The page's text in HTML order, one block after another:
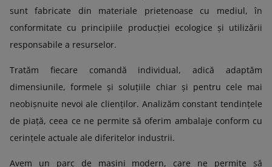
sunt fabricate din materiale prietenoase cu mediul, în
conformitate cu principiile producției ecologice și utilizării
responsabile a resurselor.
Tratăm fiecare comandă individual, adică adaptăm
dimensiunile, formele și soluțiile chiar și pentru cele mai
neobișnuite nevoi ale clienților. Analizăm constant tendințele
de piață, ceea ce ne permite să oferim ambalaje conform cu
cerințele actuale ale diferitelor industrii.
Avem un parc de mașini modern, care ne permite să